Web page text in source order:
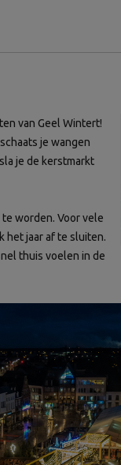
van Geel Wintert!
je wangen
je de kerstmarkt
worden. Voor vele
het jaar af te sluiten.
thuis voelen in de